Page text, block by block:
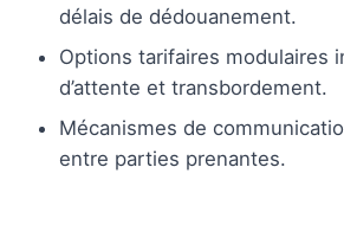
délais de dédouanement.
Options tarifaires modulaires
d’attente et transbordement.
Mécanismes de
entre parties prenantes.